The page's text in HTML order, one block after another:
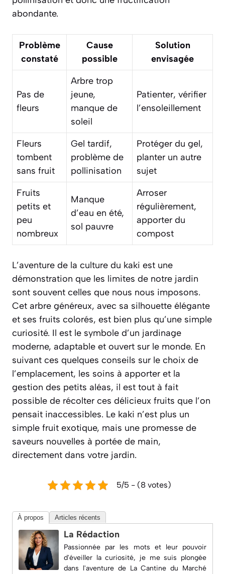
abondante.
Problème
constaté
Cause
possible
Solution
envisagée
Pas de
fleurs
Arbre trop
jeune,
manque de
soleil
Patienter, vérifier
l’ensoleillement
Fleurs
tombent
sans fruit
Gel tardif,
problème de
pollinisation
Protéger du gel,
planter un autre
sujet
Fruits
petits et
peu
nombreux
Manque
d’eau en été,
sol pauvre
Arroser
régulièrement,
apporter du
compost
L’aventure de la culture du kaki est une
démonstration que les limites de notre jardin
sont souvent celles que nous nous imposons.
Cet arbre généreux, avec sa silhouette élégante
et ses fruits colorés, est bien plus qu’une simple
curiosité. Il est le symbole d’un jardinage
moderne, adaptable et ouvert sur le monde. En
suivant ces quelques conseils sur le choix de
l’emplacement, les soins à apporter et la
gestion des petits aléas, il est tout à fait
possible de récolter ces délicieux fruits que l’on
pensait inaccessibles. Le kaki n’est plus un
simple fruit exotique, mais une promesse de
saveurs nouvelles à portée de main,
directement dans votre jardin.
5/5 - (8 votes)
À propos Articles récents
La Rédaction
Passionnée par les mots et leur pouvoir
d'éveiller la curiosité, je me suis plongée
dans l'aventure de La Cantine du Marché